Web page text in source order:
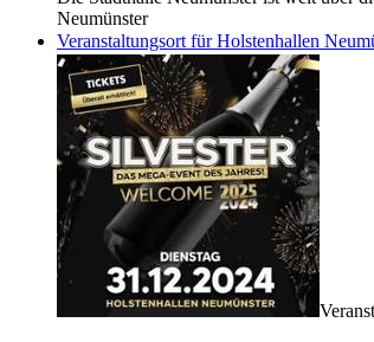
Neumünster
Veranstaltungsort für Holstenhallen